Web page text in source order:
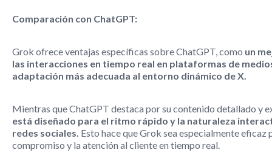
Comparación con ChatGPT:
Grok ofrece ventajas específicas sobre ChatGPT, como un
las interacciones en tiempo real en plataformas de
adaptación más adecuada al entorno dinámico de X.
Mientras que ChatGPT destaca por su contenido detallado y
está diseñado para el ritmo rápido y la naturaleza
redes sociales. Esto hace que Grok sea especialmente eficaz
compromiso y la atención al cliente en tiempo real.